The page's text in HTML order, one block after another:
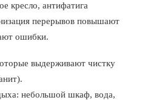
кресло, антифатига
перерывов повышают
ошибки.
выдерживают чистку
небольшой шкаф, вода,